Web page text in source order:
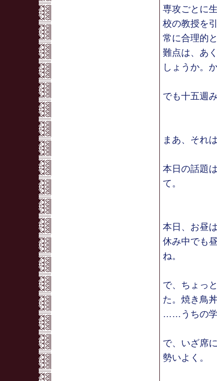
専攻ごとに
校の教授を
常に合理的
難点は、あ
しょうか。
でも十五週
まあ、それ
本日の話題
て。
本日、お昼
休み中でも
ね。
で、ちょっ
た。焼き鳥
……うちの学
で、いざ席
勢いよく。